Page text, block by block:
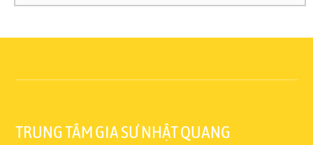
TRUNG TÂM GIA SƯ NHẬT QUANG